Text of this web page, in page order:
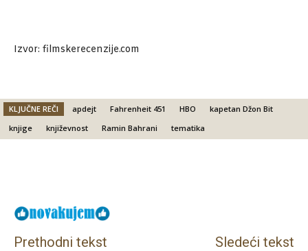
Izvor: filmskerecenzije.com
KLJUČNE REČI apdejt Fahrenheit 451 HBO
kapetan Džon Bit
knjige
književnost Ramin Bahrani tematika
Prethodni tekst Sledeći tekst